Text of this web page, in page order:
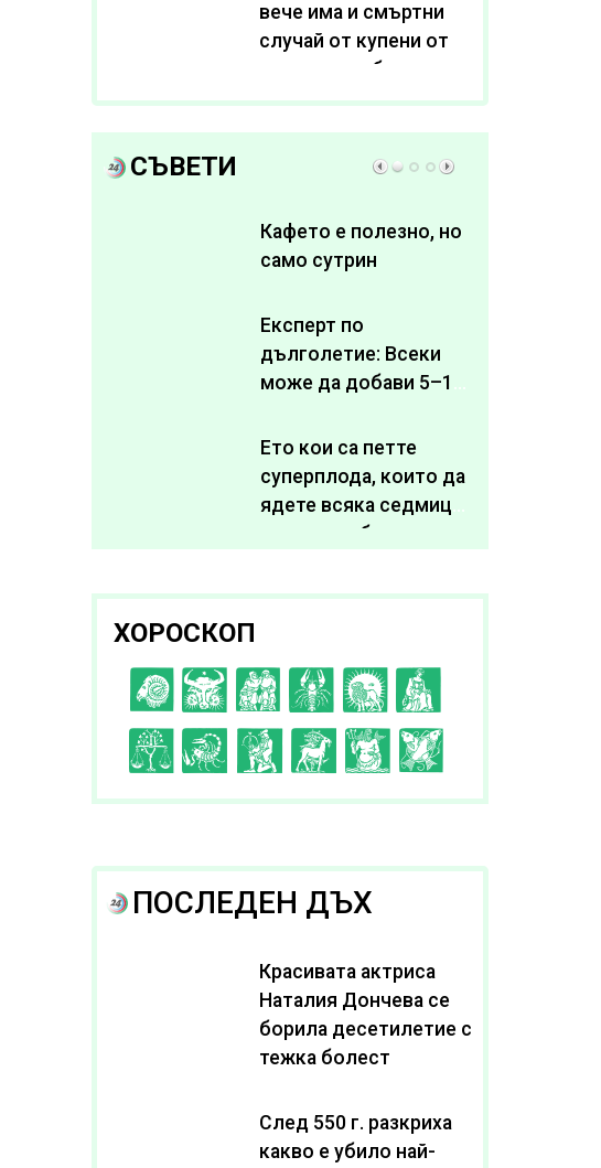
вече има и смъртни
случай от купени от
интернет субстанции
за отслабване
СЪВЕТИ
Кафето е полезно, но
само сутрин
Експерт по
дълголетие: Всеки
може да добави 5–10
живота си
Ето кои са петте
суперплода, които да
ядете всяка седмица,
за да подобрите
ХОРОСКОП
C D EFGH
I J K L A B
ПОСЛЕДЕН ДЪХ
Красивата актриса
Наталия Дончева се
борила десетилетие с
тежка болест
След 550 г. разкриха
какво е убило най-